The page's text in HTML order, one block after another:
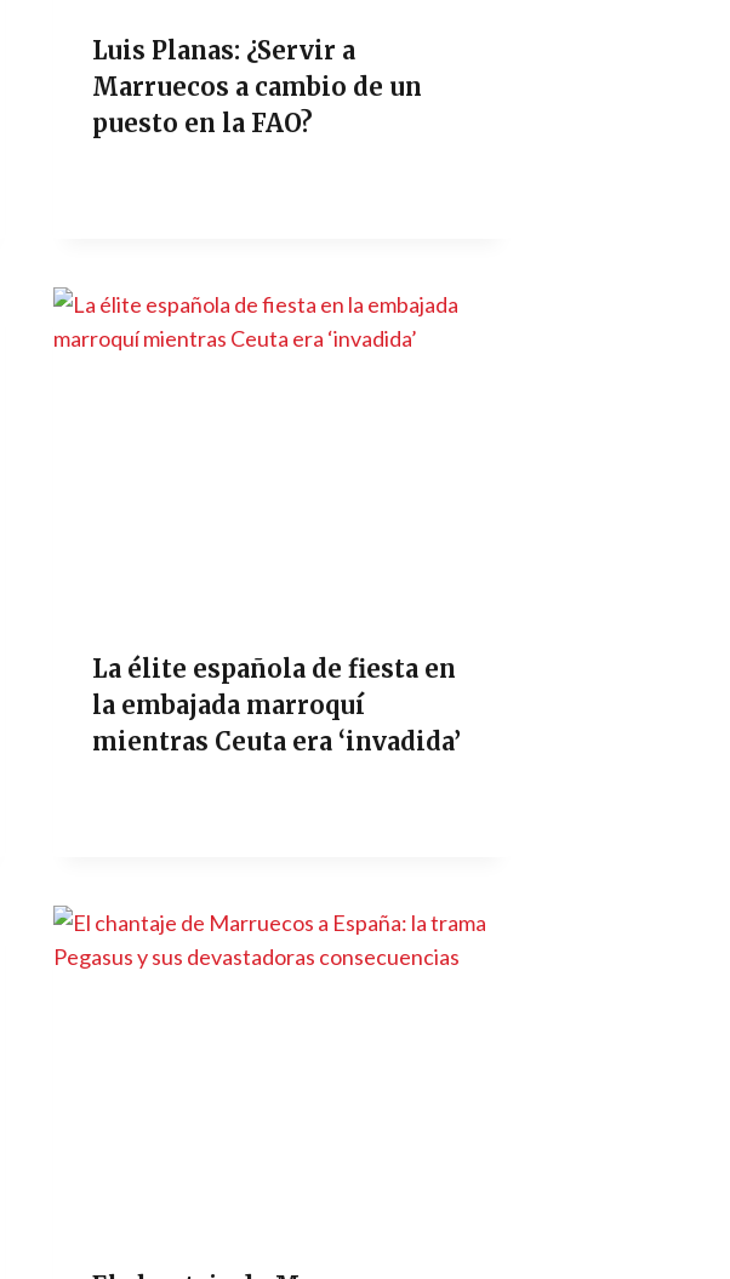
Luis Planas: ¿Servir a
Marruecos a cambio de un
puesto en la FAO?
La élite española de fiesta en
la embajada marroquí
mientras Ceuta era ‘invadida’